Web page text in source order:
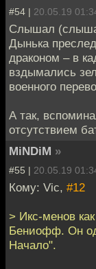
#54 | 20.05.19
Слышал
Дынька
драконом – в
вздымались
военного
А так,
отсутствием
MiNDiM »
#55 | 20.05.19
Кому: Vic, #12
> Икс-менов
Бениофф. Он
Начало".